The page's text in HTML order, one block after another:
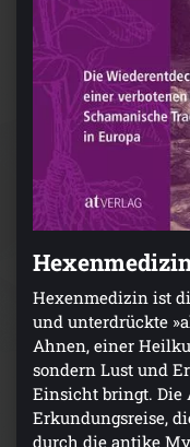
Hexenmedizin ist
und unterdrückte
Ahnen, einer
sondern Lust und
Einsicht bringt. Die
Erkundungsreise,
durch die antike